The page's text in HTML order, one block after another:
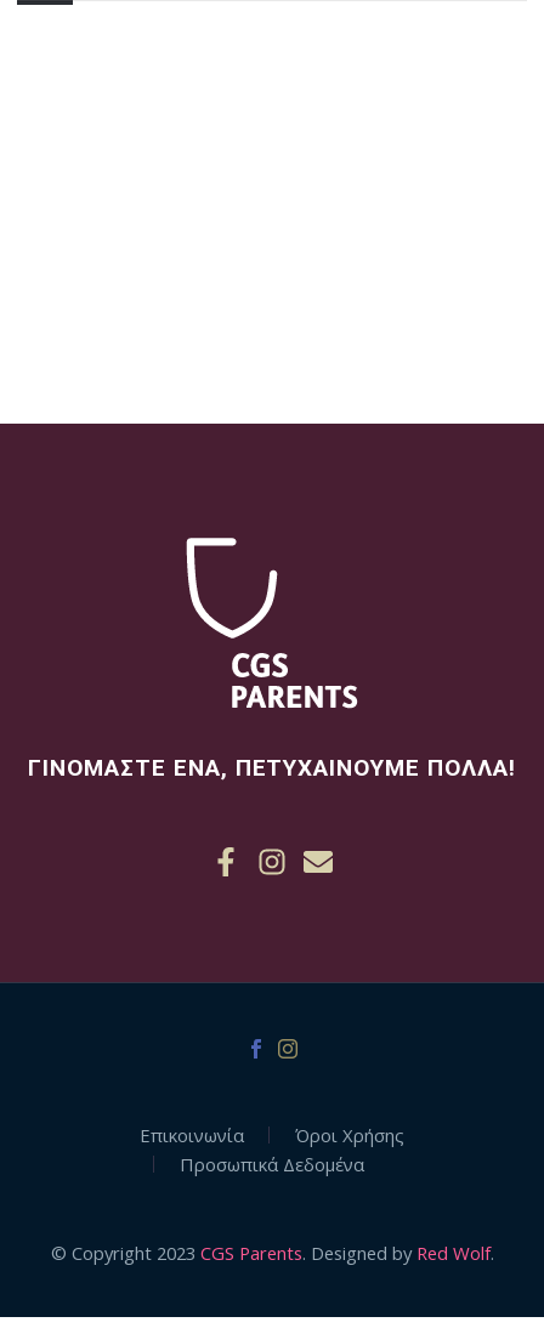
ΓΙΝΟΜΑΣΤΕ ΕΝΑ, ΠΕΤΥΧΑΙΝΟΥΜΕ ΠΟΛΛΑ!
Επικοινωνία
Όροι Χρήσης
Προσωπικά Δεδομένα
© Copyright 2023 CGS Parents. Designed by Red Wolf.